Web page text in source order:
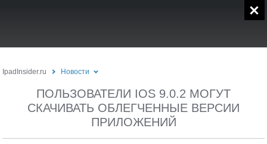
IpadInsider.ru Новости
ПОЛЬЗОВАТЕЛИ IOS 9.0.2 МОГУТ
СКАЧИВАТЬ ОБЛЕГЧЕННЫЕ ВЕРСИИ
ПРИЛОЖЕНИЙ